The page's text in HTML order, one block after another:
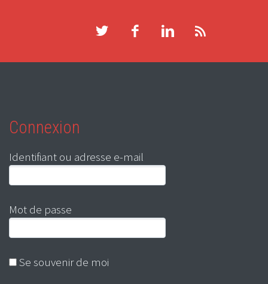
Connexion
Identifiant ou adresse e-mail
Mot de passe
Se souvenir de moi